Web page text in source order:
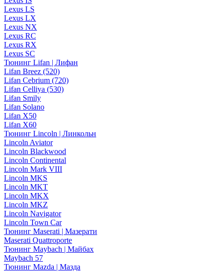
Lexus LS
Lexus LX
Lexus NX
Lexus RC
Lexus RX
Lexus SC
Тюнинг Lifan | Лифан
Lifan Breez (520)
Lifan Cebrium (720)
Lifan Celliya (530)
Lifan Smily
Lifan Solano
Lifan X50
Lifan X60
Тюнинг Lincoln | Линкольн
Lincoln Aviator
Lincoln Blackwood
Lincoln Continental
Lincoln Mark VIII
Lincoln MKS
Lincoln MKT
Lincoln MKX
Lincoln MKZ
Lincoln Navigator
Lincoln Town Car
Тюнинг Maserati | Мазерати
Maserati Quattroporte
Тюнинг Maybach | Майбах
Maybach 57
Тюнинг Mazda | Мазда